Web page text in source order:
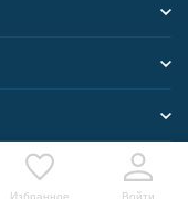
Избранное Войти